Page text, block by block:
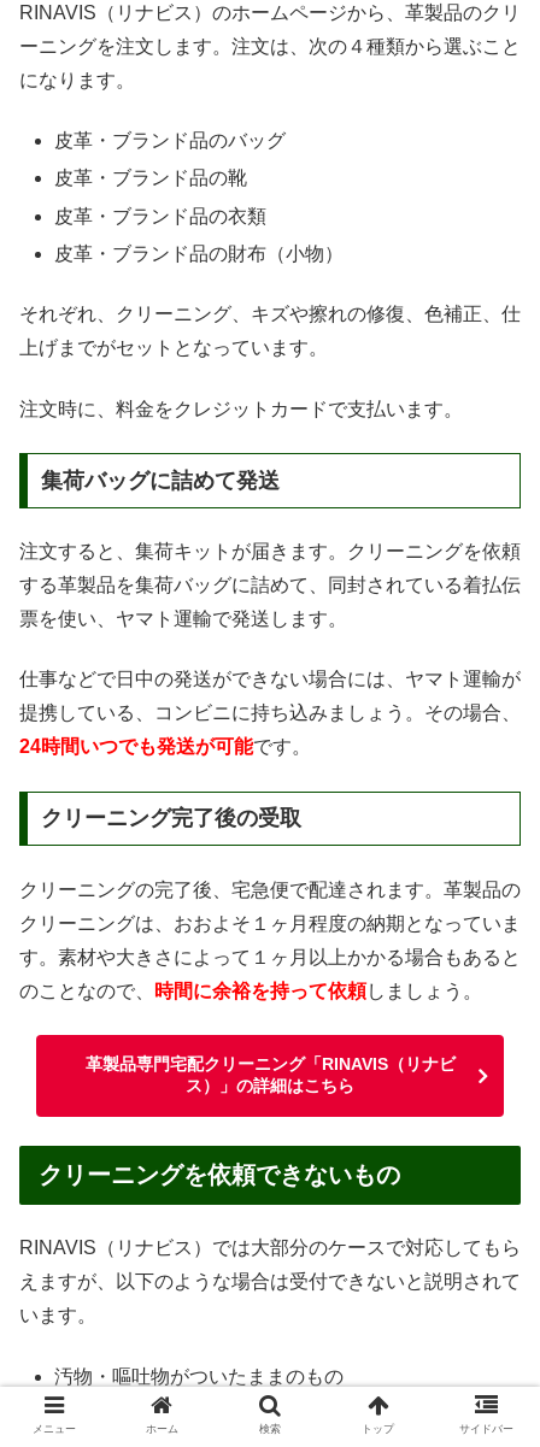
RINAVIS（リナビス）のホームページから、革製品のクリ
ーニングを注文します。注文は、次の４種類から選ぶこと
になります。
皮革・ブランド品のバッグ
皮革・ブランド品の靴
皮革・ブランド品の衣類
皮革・ブランド品の財布（小物）
それぞれ、クリーニング、キズや擦れの修復、色補正、仕
上げまでがセットとなっています。
注文時に、料金をクレジットカードで支払います。
集荷バッグに詰めて発送
注文すると、集荷キットが届きます。クリーニングを依頼
する革製品を集荷バッグに詰めて、同封されている着払伝
票を使い、ヤマト運輸で発送します。
仕事などで日中の発送ができない場合には、ヤマト運輸が
提携している、コンビニに持ち込みましょう。その場合、
24時間いつでも発送が可能です。
クリーニング完了後の受取
クリーニングの完了後、宅急便で配達されます。革製品の
クリーニングは、おおよそ１ヶ月程度の納期となっていま
す。素材や大きさによって１ヶ月以上かかる場合もあると
のことなので、
時間に余裕を持って依頼しましょう。
革製品専門宅配クリーニング「RINAVIS（リナビ
ス）」の詳細はこちら
クリーニングを依頼できないもの
RINAVIS（リナビス）では大部分のケースで対応してもら
えますが、以下のような場合は受付できないと説明されて
います。
汚物・嘔吐物がついたままのもの
ペットが使用したもの
メニュー ホーム 検索 トップ サイドバー